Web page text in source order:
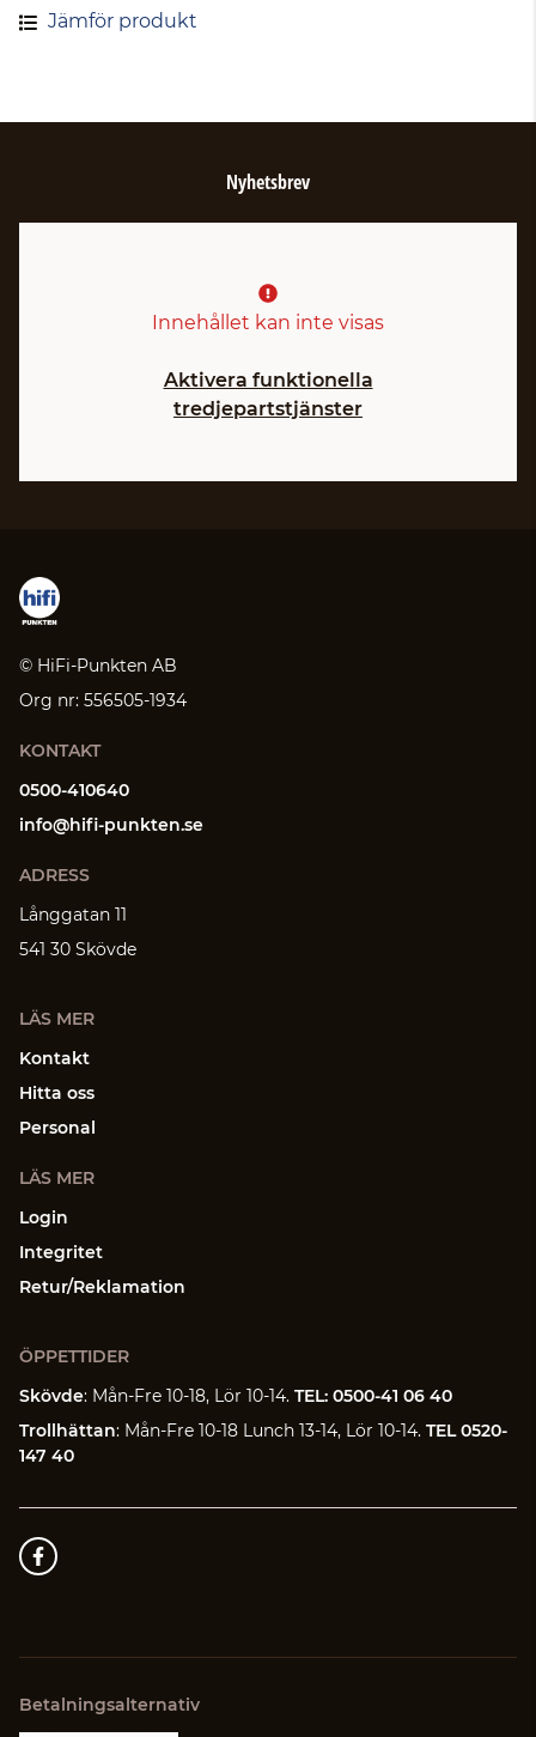
Jämför produkt
Nyhetsbrev
Innehållet kan inte visas
Aktivera funktionella
tredjepartstjänster
© HiFi-Punkten AB
Org nr: 556505-1934
KONTAKT
0500-410640
info@hifi-punkten.se
ADRESS
Långgatan 11
541 30 Skövde
LÄS MER
Kontakt
Hitta oss
Personal
LÄS MER
Login
Integritet
Retur/Reklamation
ÖPPETTIDER
Skövde: Mån-Fre 10-18, Lör 10-14. TEL: 0500-41 06 40
Trollhättan: Mån-Fre 10-18 Lunch 13-14, Lör 10-14. TEL 0520-
147 40
Betalningsalternativ